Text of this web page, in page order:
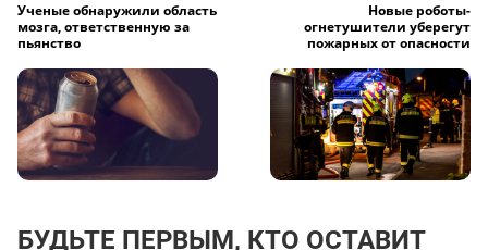
Ученые обнаружили область
мозга, ответственную за
пьянство
Новые роботы-
огнетушители уберегут
пожарных от опасности
БУДЬТЕ ПЕРВЫМ, КТО ОСТАВИТ